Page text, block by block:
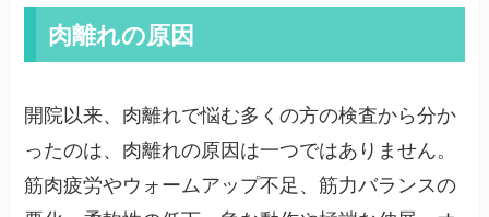
肉離れの原因
開院以来、肉離れで悩む多くの方の検査から分か
ったのは、肉離れの原因は一つではありません。
筋肉疲労やウォームアップ不足、筋力バランスの